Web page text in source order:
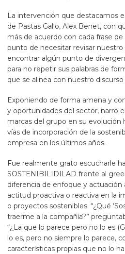
La intervención que destacamos
de Pastas Gallo, Alex Benet, con
más de acuerdo con cada frase
punto de necesitar revisar
encontrar algún punto de
para no repetir sus palabras de
que se alinea con nuestro
Exponiendo de forma amena y
y oportunidades del sector, narró
marcas del grupo en su evolución
vías de incorporación de la
empresa en los últimos años.
Fue realmente grato escucharle
SOSTENIBILIDILAD frente al
diferencia de enfoque y actuación
actitud proactiva o reactiva en la
o proyectos sostenibles. “¿Qué
traerme a la compañía?”
“¿La que lo parece pero no lo es (
lo es, pero no siempre lo parece,
características propias que no lo